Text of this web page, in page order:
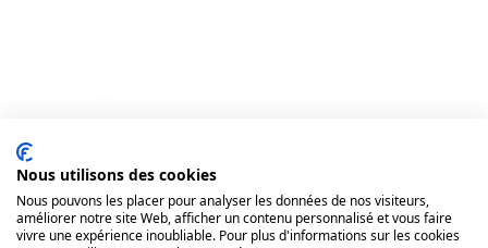
Nous utilisons des cookies
Nous pouvons les placer pour analyser les données de nos visiteurs,
améliorer notre site Web, afficher un contenu personnalisé et vous faire
vivre une expérience inoubliable. Pour plus d'informations sur les cookies